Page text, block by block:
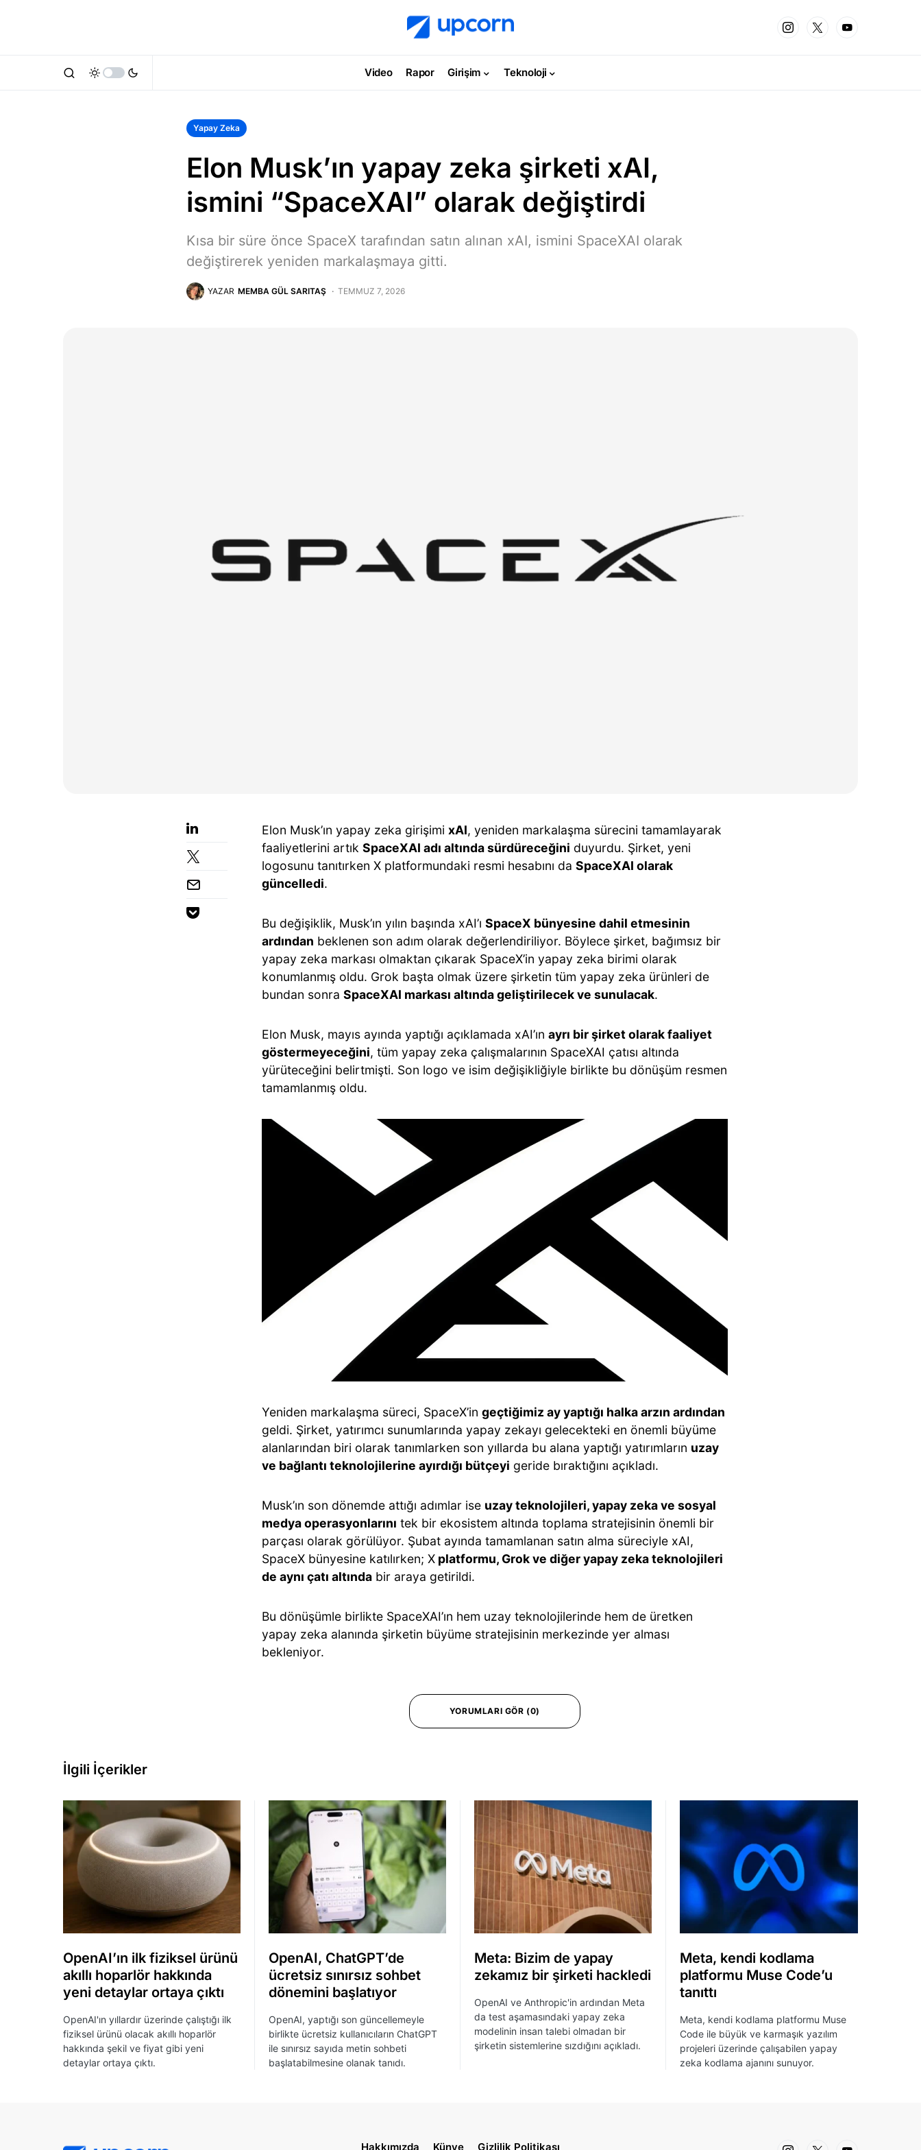
Video Rapor Girişim Teknoloji
Yapay Zeka
Elon Musk’ın yapay zeka şirketi xAI,
ismini “SpaceXAI” olarak değiştirdi
Kısa bir süre önce SpaceX tarafından satın alınan xAI, ismini SpaceXAI olarak
değiştirerek yeniden markalaşmaya gitti.
YAZAR MEMBA GÜL SARITAŞ TEMMUZ 7, 2026
Elon Musk’ın yapay zeka girişimi xAI, yeniden markalaşma sürecini tamamlayarak
faaliyetlerini artık SpaceXAI adı altında sürdüreceğini duyurdu. Şirket, yeni
logosunu tanıtırken X platformundaki resmi hesabını da SpaceXAI olarak
güncelledi.
Bu değişiklik, Musk’ın yılın başında xAI’ı SpaceX bünyesine dahil etmesinin
ardından beklenen son adım olarak değerlendiriliyor. Böylece şirket, bağımsız bir
yapay zeka markası olmaktan çıkarak SpaceX’in yapay zeka birimi olarak
konumlanmış oldu. Grok başta olmak üzere şirketin tüm yapay zeka ürünleri de
bundan sonra SpaceXAI markası altında geliştirilecek ve sunulacak.
Elon Musk, mayıs ayında yaptığı açıklamada xAI’ın ayrı bir şirket olarak faaliyet
göstermeyeceğini, tüm yapay zeka çalışmalarının SpaceXAI çatısı altında
yürüteceğini belirtmişti. Son logo ve isim değişikliğiyle birlikte bu dönüşüm resmen
tamamlanmış oldu.
Yeniden markalaşma süreci, SpaceX’in geçtiğimiz ay yaptığı halka arzın ardından
geldi. Şirket, yatırımcı sunumlarında yapay zekayı gelecekteki en önemli büyüme
alanlarından biri olarak tanımlarken son yıllarda bu alana yaptığı yatırımların uzay
ve bağlantı teknolojilerine ayırdığı bütçeyi geride bıraktığını açıkladı.
Musk’ın son dönemde attığı adımlar ise uzay teknolojileri, yapay zeka ve sosyal
medya operasyonlarını tek bir ekosistem altında toplama stratejisinin önemli bir
parçası olarak görülüyor. Şubat ayında tamamlanan satın alma süreciyle xAI,
SpaceX bünyesine katılırken; X platformu, Grok ve diğer yapay zeka teknolojileri
de aynı çatı altında bir araya getirildi.
Bu dönüşümle birlikte SpaceXAI’ın hem uzay teknolojilerinde hem de üretken
yapay zeka alanında şirketin büyüme stratejisinin merkezinde yer alması
bekleniyor.
YORUMLARI GÖR (0)
İlgili İçerikler
OpenAI’ın ilk fiziksel ürünü
akıllı hoparlör hakkında
yeni detaylar ortaya çıktı
OpenAI'ın yıllardır üzerinde çalıştığı ilk
fiziksel ürünü olacak akıllı hoparlör
hakkında şekil ve fiyat gibi yeni
detaylar ortaya çıktı.
OpenAI, ChatGPT’de
ücretsiz sınırsız sohbet
dönemini başlatıyor
OpenAI, yaptığı son güncellemeyle
birlikte ücretsiz kullanıcıların ChatGPT
ile sınırsız sayıda metin sohbeti
başlatabilmesine olanak tanıdı.
Meta: Bizim de yapay
zekamız bir şirketi hackledi
OpenAI ve Anthropic'in ardından Meta
da test aşamasındaki yapay zeka
modelinin insan talebi olmadan bir
şirketin sistemlerine sızdığını açıkladı.
Meta, kendi kodlama
platformu Muse Code’u
tanıttı
Meta, kendi kodlama platformu Muse
Code ile büyük ve karmaşık yazılım
projeleri üzerinde çalışabilen yapay
zeka kodlama ajanını sunuyor.
Hakkımızda Künye Gizlilik Politikası